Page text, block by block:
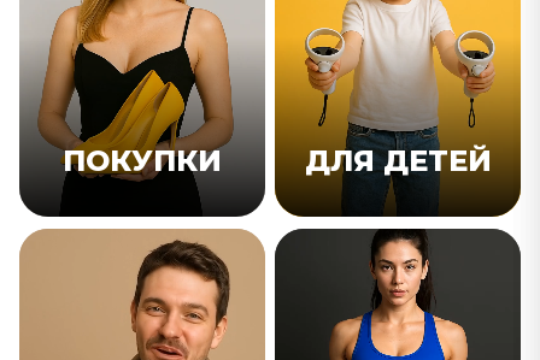
ПОКУПКИ ДЛЯ ДЕТЕЙ